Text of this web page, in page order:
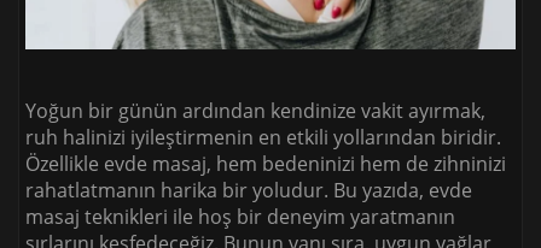
Yoğun bir günün ardından kendinize vakit ayırmak,
ruh halinizi iyileştirmenin en etkili yollarından biridir.
Özellikle evde masaj, hem bedeninizi hem de zihninizi
rahatlatmanın harika bir yoludur. Bu yazıda, evde
masaj teknikleri ile hoş bir deneyim yaratmanın
sırlarını keşfedeceğiz. Bunun yanı sıra, uygun yağlar